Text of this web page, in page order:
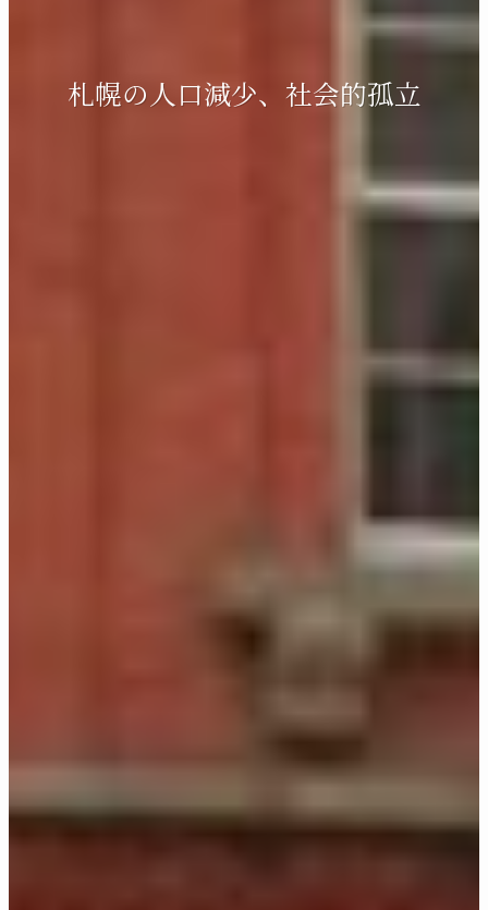
一つずつ解決していきます
札幌の人口減少、社会的孤立
人との繋がりを深め